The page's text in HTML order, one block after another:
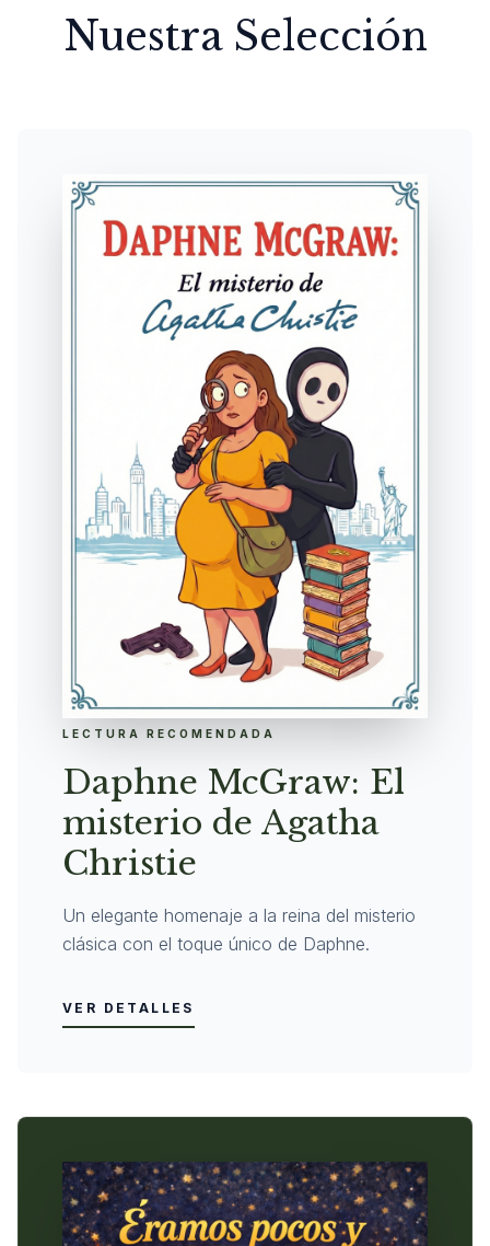
Nuestra Selección
LECTURA RECOMENDADA
Daphne McGraw: El
misterio de Agatha
Christie
Un elegante homenaje a la reina del misterio
clásica con el toque único de Daphne.
VER DETALLES